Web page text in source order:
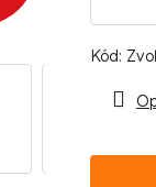
Kód: